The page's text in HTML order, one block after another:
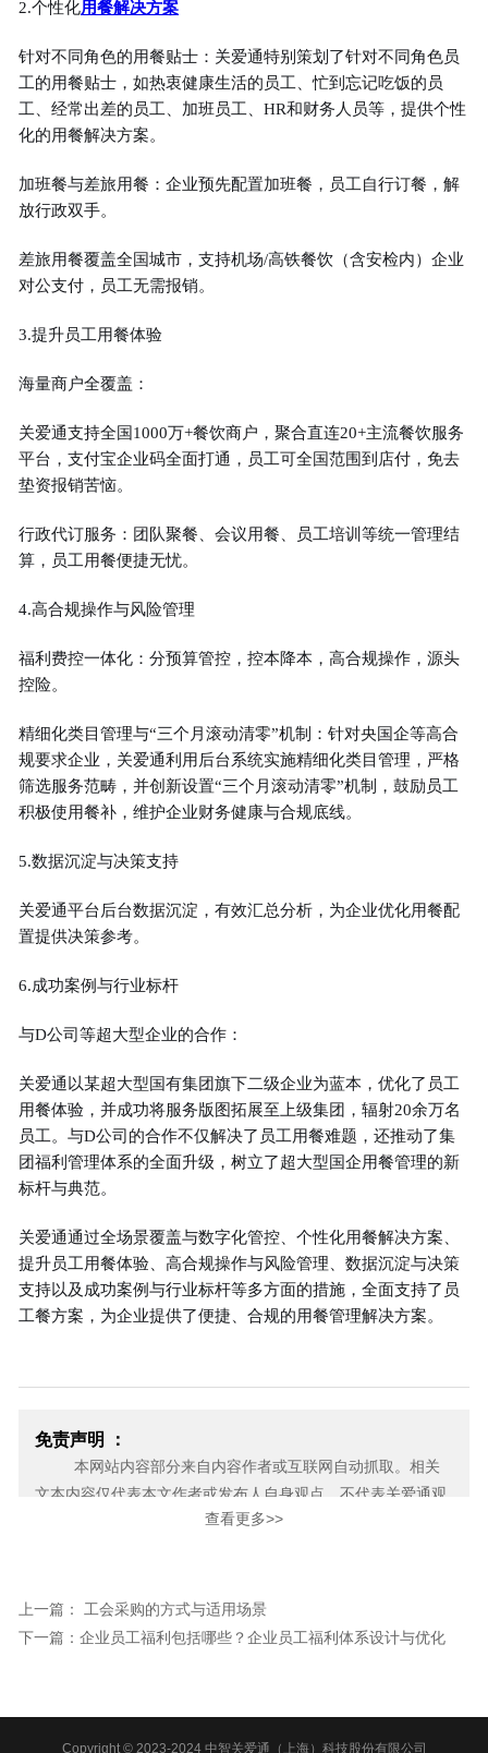
2.个性化用餐解决方案
针对不同角色的用餐贴士：关爱通特别策划了针对不同角色员
工的用餐贴士，如热衷健康生活的员工、忙到忘记吃饭的员
工、经常出差的员工、加班员工、HR和财务人员等，提供个性
化的用餐解决方案。
加班餐与差旅用餐：企业预先配置加班餐，员工自行订餐，解
放行政双手。
差旅用餐覆盖全国城市，支持机场/高铁餐饮（含安检内）企业
对公支付，员工无需报销。
3.提升员工用餐体验
海量商户全覆盖：
关爱通支持全国1000万+餐饮商户，聚合直连20+主流餐饮服务
平台，支付宝企业码全面打通，员工可全国范围到店付，免去
垫资报销苦恼。
行政代订服务：团队聚餐、会议用餐、员工培训等统一管理结
算，员工用餐便捷无忧。
4.高合规操作与风险管理
福利费控一体化：分预算管控，控本降本，高合规操作，源头
控险。
精细化类目管理与“三个月滚动清零”机制：针对央国企等高合
规要求企业，关爱通利用后台系统实施精细化类目管理，严格
筛选服务范畴，并创新设置“三个月滚动清零”机制，鼓励员工
积极使用餐补，维护企业财务健康与合规底线。
5.数据沉淀与决策支持
关爱通平台后台数据沉淀，有效汇总分析，为企业优化用餐配
置提供决策参考。
6.成功案例与行业标杆
与D公司等超大型企业的合作：
关爱通以某超大型国有集团旗下二级企业为蓝本，优化了员工
用餐体验，并成功将服务版图拓展至上级集团，辐射20余万名
员工。与D公司的合作不仅解决了员工用餐难题，还推动了集
团福利管理体系的全面升级，树立了超大型国企用餐管理的新
标杆与典范。
关爱通通过全场景覆盖与数字化管控、个性化用餐解决方案、
提升员工用餐体验、高合规操作与风险管理、数据沉淀与决策
支持以及成功案例与行业标杆等多方面的措施，全面支持了员
工餐方案，为企业提供了便捷、合规的用餐管理解决方案。
免责声明 ：
本网站内容部分来自内容作者或互联网自动抓取。相关
文本内容仅代表本文作者或发布人自身观点，不代表关爱通观
点或立场。关爱通力求此信息所述内容及观点的客观公正，但
家浏览，或不应无偿使用，请及时用电子邮件或电话通知我
们，关爱通会及时采取合理措施，避免给双方造成不必要的经
查看更多>>
上一篇： 工会采购的方式与适用场景
下一篇：企业员工福利包括哪些？企业员工福利体系设计与优化
Copyright © 2023-2024 中智关爱通（上海）科技股份有限公司